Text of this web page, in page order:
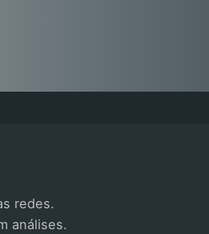
redes.
análises.